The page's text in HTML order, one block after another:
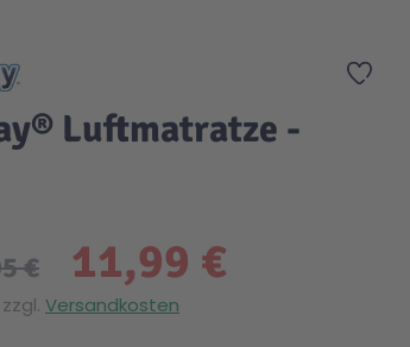
Zur
Luftmatratze -
11,99 €
€
zzgl. Versandkosten